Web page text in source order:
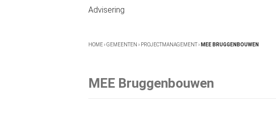
Advisering
HOME›GEMEENTEN › PROJECTMANAGEMENT› MEE BRUGGENBOUWEN
MEE Bruggenbouwen